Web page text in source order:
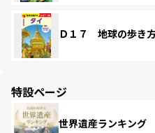
Ｄ１７ 地球の歩き
特設ページ
世界遺産ランキング